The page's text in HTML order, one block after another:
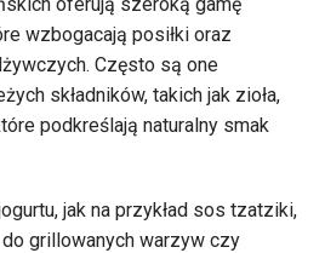
wzbogacają posiłki oraz
Często są one
składników, takich jak zioła,
podkreślają naturalny smak
jak na przykład sos tzatziki,
grillowanych warzyw czy